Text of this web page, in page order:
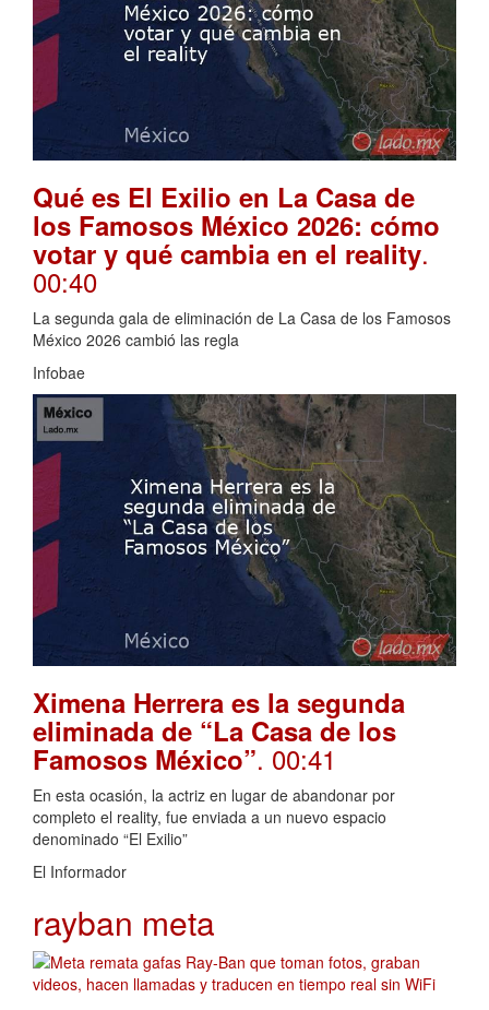
Qué es El Exilio en La Casa de
los Famosos México 2026: cómo
votar y qué cambia en el reality.
00:40
La segunda gala de eliminación de La Casa de los Famosos
México 2026 cambió las regla
Infobae
Ximena Herrera es la segunda
eliminada de “La Casa de los
Famosos México”. 00:41
En esta ocasión, la actriz en lugar de abandonar por
completo el reality, fue enviada a un nuevo espacio
denominado “El Exilio”
El Informador
rayban meta